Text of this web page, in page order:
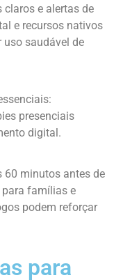
e alertas de
e recursos nativos
saudável de
presenciais
digital.
60 minutos antes de
famílias e
podem reforçar
para